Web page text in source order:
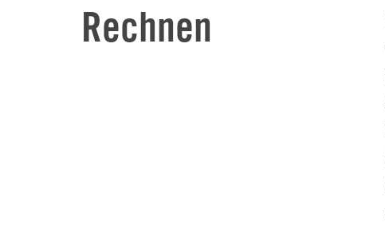
Rechnen